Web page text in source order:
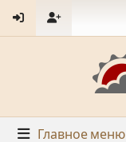
Главное меню